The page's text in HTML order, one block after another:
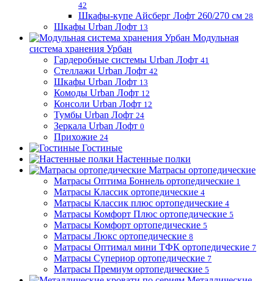
42
Шкафы-купе Айсберг Лофт 260/270 см 28
Шкафы Urban Лофт 13
Модульная
система хранения Урбан
Гардеробные системы Urban Лофт 41
Стеллажи Urban Лофт 42
Шкафы Urban Лофт 13
Комоды Urban Лофт 12
Консоли Urban Лофт 12
Тумбы Urban Лофт 24
Зеркала Urban Лофт 0
Прихожие 24
Гостиные
Настенные полки
Матрасы ортопедические
Матрасы Оптима Боннель ортопедические 1
Матрасы Классик ортопедические 4
Матрасы Классик плюс ортопедические 4
Матрасы Комфорт Плюс ортопедические 5
Матрасы Комфорт ортопедические 5
Матрасы Люкс ортопедические 8
Матрасы Оптимал мини ТФК ортопедические 7
Матрасы Супериор ортопедические 7
Матрасы Премиум ортопедические 5